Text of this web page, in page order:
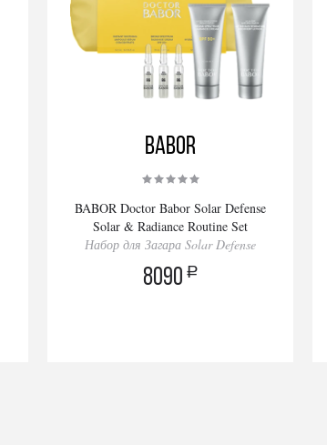
BABOR
BABOR Doctor Babor Solar Defense
Solar & Radiance Routine Set
Набор для Загара Solar Defense
8090 a